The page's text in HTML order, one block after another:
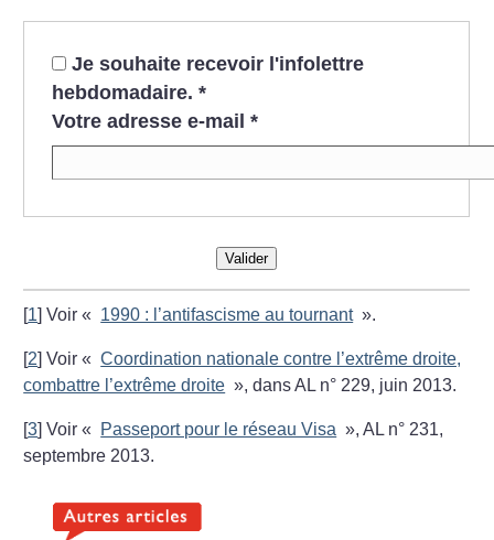
Je souhaite recevoir l'infolettre
hebdomadaire. *
Votre adresse e-mail *
Valider
[1]Voir « 1990 : l’antifascisme au tournant ».
[2]Voir « Coordination nationale contre l’extrême droite,
combattre l’extrême droite », dans AL n° 229, juin 2013.
[3]Voir « Passeport pour le réseau Visa », AL n° 231,
septembre 2013.